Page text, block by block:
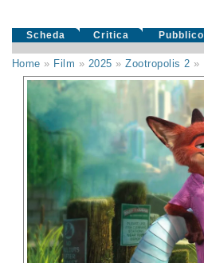
Scheda Critica Pubblico
Home » Film » 2025 »Zootropolis 2 »